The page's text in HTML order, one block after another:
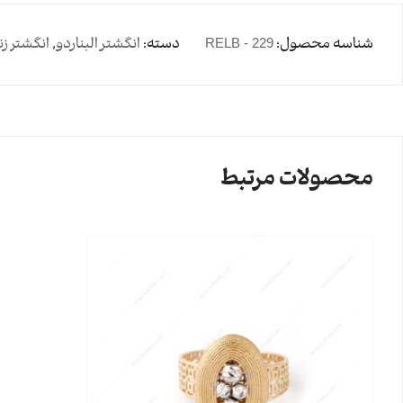
شناسه محصول: RELB - 229 دسته: انگشتر البناردو,انگشتر
محصولات مرتبط